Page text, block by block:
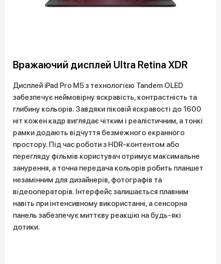
Вражаючий дисплей Ultra Retina XDR
Дисплей iPad Pro M5 з технологією Tandem OLED
забезпечує неймовірну яскравість, контрастність та
глибину кольорів. Завдяки піковій яскравості до 1600
ніт кожен кадр виглядає чітким і реалістичним, а тонкі
рамки додають відчуття безмежного екранного
простору. Під час роботи з HDR-контентом або
перегляду фільмів користувач отримує максимальне
занурення, а точна передача кольорів робить планшет
незамінним для дизайнерів, фотографів та
відеооператорів. Інтерфейс залишається плавним
навіть при інтенсивному використанні, а сенсорна
панель забезпечує миттєву реакцію на будь-які
дотики.